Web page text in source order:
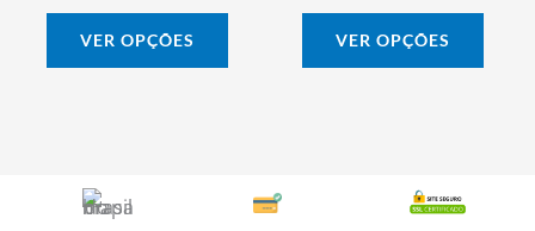
VER OPÇÕES
do
VER OPÇÕES
do